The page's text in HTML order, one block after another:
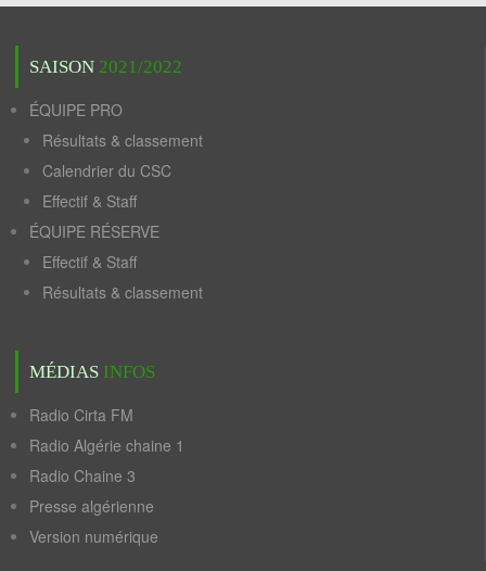
SAISON 2021/2022
ÉQUIPE PRO
Résultats & classement
Calendrier du CSC
Effectif & Staff
ÉQUIPE RÉSERVE
Effectif & Staff
Résultats & classement
MÉDIAS INFOS
Radio Cirta FM
Radio Algérie chaine 1
Radio Chaine 3
Presse algérienne
Version numérique